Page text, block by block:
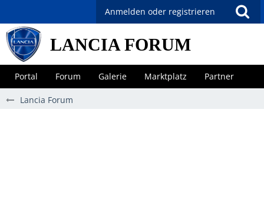
Anmelden oder registrieren
LANCIA FORUM
Portal Forum Galerie Marktplatz Partner
Lancia Forum